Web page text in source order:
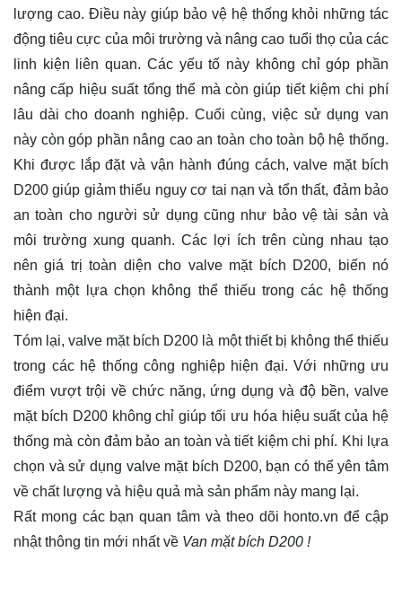
lượng cao. Điều này giúp bảo vệ hệ thống khỏi những tác
động tiêu cực của môi trường và nâng cao tuổi thọ của các
linh kiện liên quan. Các yếu tố này không chỉ góp phần
nâng cấp hiệu suất tổng thể mà còn giúp tiết kiệm chi phí
lâu dài cho doanh nghiệp. Cuối cùng, việc sử dụng van
này còn góp phần nâng cao an toàn cho toàn bộ hệ thống.
Khi được lắp đặt và vận hành đúng cách, valve mặt bích
D200 giúp giảm thiểu nguy cơ tai nạn và tổn thất, đảm bảo
an toàn cho người sử dụng cũng như bảo vệ tài sản và
môi trường xung quanh. Các lợi ích trên cùng nhau tạo
nên giá trị toàn diện cho valve mặt bích D200, biến nó
thành một lựa chọn không thể thiếu trong các hệ thống
hiện đại.
Tóm lại, valve mặt bích D200 là một thiết bị không thể thiếu
trong các hệ thống công nghiệp hiện đại. Với những ưu
điểm vượt trội về chức năng, ứng dụng và độ bền, valve
mặt bích D200 không chỉ giúp tối ưu hóa hiệu suất của hệ
thống mà còn đảm bảo an toàn và tiết kiệm chi phí. Khi lựa
chọn và sử dụng valve mặt bích D200, bạn có thể yên tâm
về chất lượng và hiệu quả mà sản phẩm này mang lại.
Rất mong các bạn quan tâm và theo dõi honto.vn để cập
nhật thông tin mới nhất về Van mặt bích D200 !